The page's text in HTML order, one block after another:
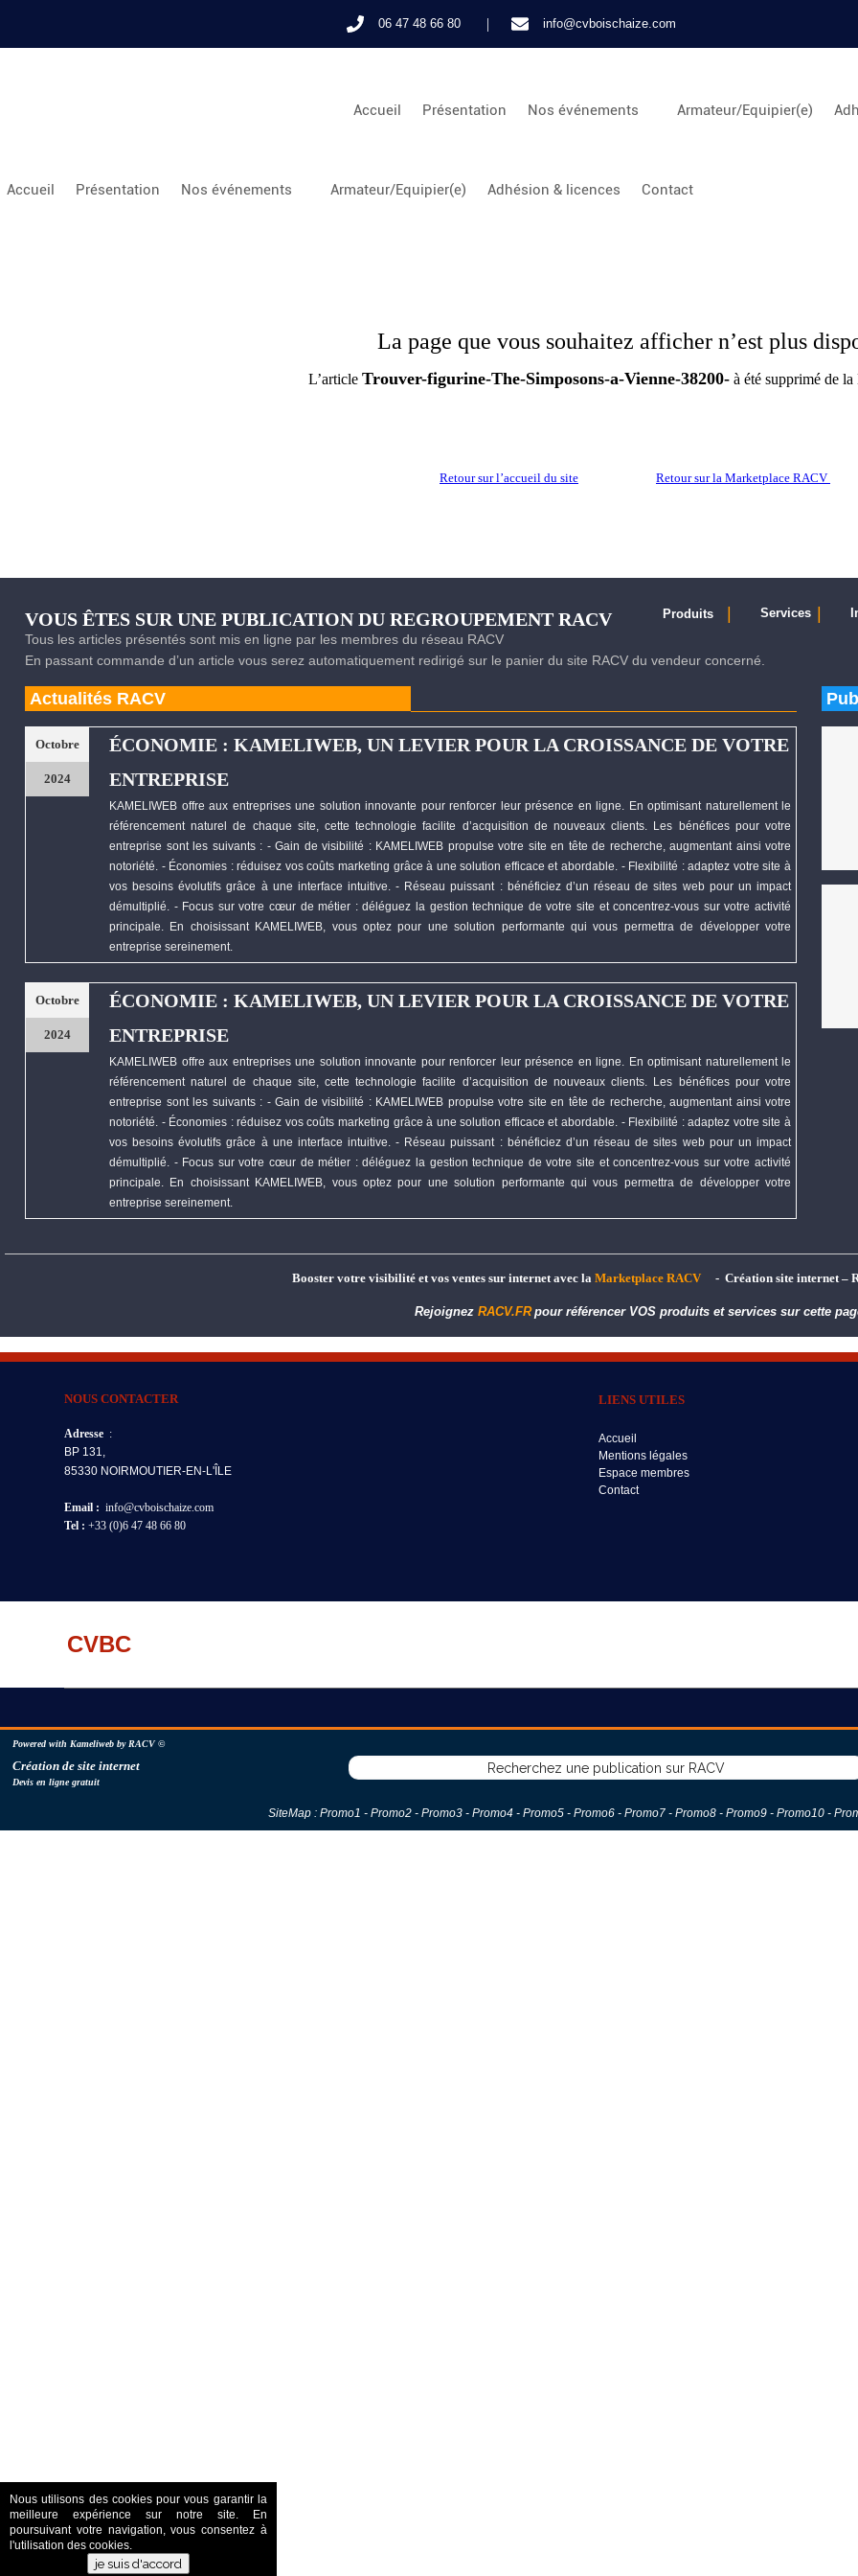
06 47 48 66 80 | info@cvboischaize.com
Accueil Présentation Nos événements Armateur/Equipier(e)
Accueil Présentation Nos événements Armateur/Equipier(e) Adhésion & licences Contact
La page que vous souhaitez afficher n’est plus
L’article Trouver-figurine-The-Simposons-a-Vienne-38200-à été supprimé de
Retour sur l’accueil du site Retour sur la Marketplace RACV
VOUS ÊTES SUR UNE PUBLICATION DU REGROUPEMENT RACV Produits Services
Tous les articles présentés sont mis en ligne par les membres du réseau RACV
En passant commande d’un article vous serez automatiquement redirigé sur le panier du site RACV du vendeur concerné.
Actualités RACV
Octobre
2024
ÉCONOMIE : KAMELIWEB, UN LEVIER POUR LA CROISSANCE DE VOTRE
ENTREPRISE
KAMELIWEB offre aux entreprises une solution innovante pour renforcer leur présence en ligne. En optimisant naturellement le
référencement naturel de chaque site, cette technologie facilite d’acquisition de nouveaux clients. Les bénéfices pour votre
entreprise sont les suivants : - Gain de visibilité : KAMELIWEB propulse votre site en tête de recherche, augmentant ainsi votre
notoriété. - Économies : réduisez vos coûts marketing grâce à une solution efficace et abordable. - Flexibilité : adaptez votre site à
vos besoins évolutifs grâce à une interface intuitive. - Réseau puissant : bénéficiez d’un réseau de sites web pour un impact
démultiplié. - Focus sur votre cœur de métier : déléguez la gestion technique de votre site et concentrez-vous sur votre activité
principale. En choisissant KAMELIWEB, vous optez pour une solution performante qui vous permettra de développervotre
entreprise sereinement.
Octobre
2024
ÉCONOMIE : KAMELIWEB, UN LEVIER POUR LA CROISSANCE DE VOTRE
ENTREPRISE
KAMELIWEB offre aux entreprises une solution innovante pour renforcer leur présence en ligne. En optimisant naturellement le
référencement naturel de chaque site, cette technologie facilite d’acquisition de nouveaux clients. Les bénéfices pour votre
entreprise sont les suivants : - Gain de visibilité : KAMELIWEB propulse votre site en tête de recherche, augmentant ainsi votre
notoriété. - Économies : réduisez vos coûts marketing grâce à une solution efficace et abordable. - Flexibilité : adaptez votre site à
vos besoins évolutifs grâce à une interface intuitive. - Réseau puissant : bénéficiez d’un réseau de sites web pour un impact
démultiplié. - Focus sur votre cœur de métier : déléguez la gestion technique de votre site et concentrez-vous sur votre activité
principale. En choisissant KAMELIWEB, vous optez pour une solution performante qui vous permettra de développervotre
entreprise sereinement.
Booster votre visibilité et vos ventes sur internet avec la Marketplace RACV - Création site internet –
Rejoignez RACV.FR pour référencer VOS produits et services sur cette
NOUS CONTACTER LIENS UTILES
Accueil
Mentions légales
Espace membres
Contact
Adresse :
BP 131,
85330 NOIRMOUTIER-EN-L'ÎLE
Email : info@cvboischaize.com
Tel : +33 (0)6 47 48 66 80
CVBC
Powered with Kameliweb by RACV©
Création de site internet
Devis en ligne gratuit
SiteMap : Promo1 - Promo2 - Promo3 - Promo4 - Promo5 - Promo6 - Promo7 - Promo8 - Promo9 - Promo10 -
Nous utilisons des cookies pour vous garantir la
meilleure expérience sur notre site. En
poursuivant votre navigation, vous consentez à
l'utilisation des cookies.